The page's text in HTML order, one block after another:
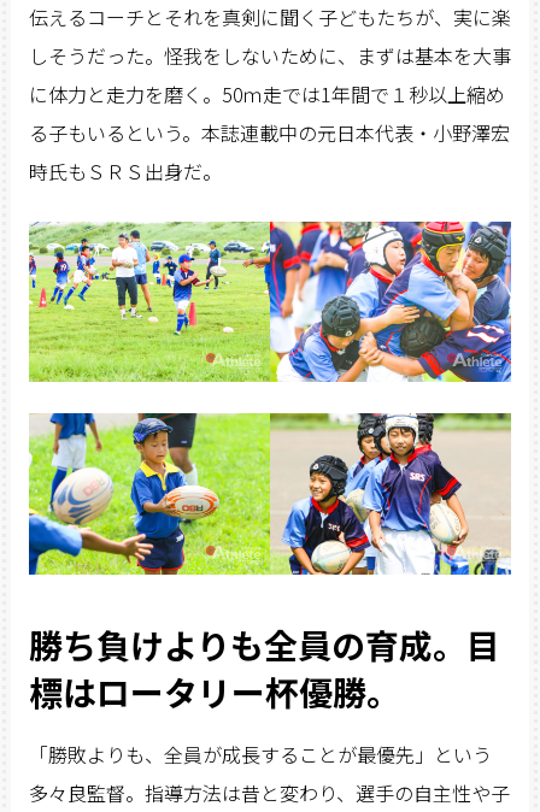
伝えるコーチとそれを真剣に聞く子どもたちが、実に楽
しそうだった。怪我をしないために、まずは基本を大事
に体力と走力を磨く。50ｍ走では1年間で１秒以上縮め
る子もいるという。本誌連載中の元日本代表・小野澤宏
時氏もＳＲＳ出身だ。
勝ち負けよりも全員の育成。目
標はロータリー杯優勝。
「勝敗よりも、全員が成長することが最優先」という
多々良監督。指導方法は昔と変わり、選手の自主性や子